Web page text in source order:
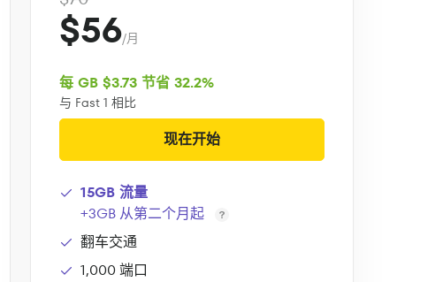
$56/月
每 GB $3.73 节省 32.2%
与 Fast 1 相比
现在开始
15GB 流量
+3GB 从第二个月起
翻车交通
1,000 端口